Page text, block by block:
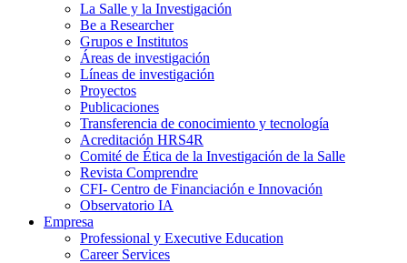
La Salle y la Investigación
Be a Researcher
Grupos e Institutos
Áreas de investigación
Líneas de investigación
Proyectos
Publicaciones
Transferencia de conocimiento y tecnología
Acreditación HRS4R
Comité de Ética de la Investigación de la Salle
Revista Comprendre
CFI- Centro de Financiación e Innovación
Observatorio IA
Empresa
Professional y Executive Education
Career Services